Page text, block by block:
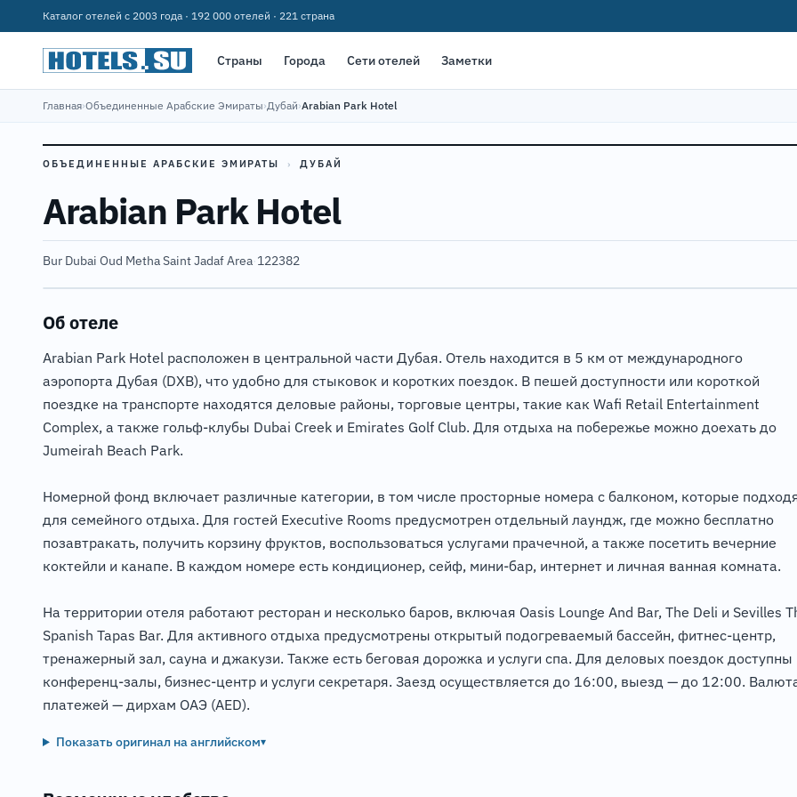
Каталог отелей с 2003 года · 192 000 отелей · 221 страна
Страны Города Сети отелей Заметки
Главная›Объединенные Арабские Эмираты›Дубай›Arabian Park Hotel
ОБЪЕДИНЕННЫЕ АРАБСКИЕ ЭМИРАТЫ › ДУБАЙ
Arabian Park Hotel
Bur Dubai Oud Metha Saint Jadaf Area·122382
Об отеле
Arabian Park Hotel расположен в центральной части Дубая. Отель находится в 5 км от международного
аэропорта Дубая (DXB), что удобно для стыковок и коротких поездок. В пешей доступности или короткой
поездке на транспорте находятся деловые районы, торговые центры, такие как Wafi Retail Entertainment
Complex, а также гольф-клубы Dubai Creek и Emirates Golf Club. Для отдыха на побережье можно доехать до
Jumeirah Beach Park.
Номерной фонд включает различные категории, в том числе просторные номера с балконом, которые
для семейного отдыха. Для гостей Executive Rooms предусмотрен отдельный лаундж, где можно бесплатно
позавтракать, получить корзину фруктов, воспользоваться услугами прачечной, а также посетить вечерние
коктейли и канапе. В каждом номере есть кондиционер, сейф, мини-бар, интернет и личная ванная комната.
На территории отеля работают ресторан и несколько баров, включая Oasis Lounge And Bar, The Deli и Sevilles
Spanish Tapas Bar. Для активного отдыха предусмотрены открытый подогреваемый бассейн, фитнес-центр,
тренажерный зал, сауна и джакузи. Также есть беговая дорожка и услуги спа. Для деловых поездок доступны
конференц-залы, бизнес-центр и услуги секретаря. Заезд осуществляется до 16:00, выезд — до 12:00.
платежей — дирхам ОАЭ (AED).
Показать оригинал на английском▾